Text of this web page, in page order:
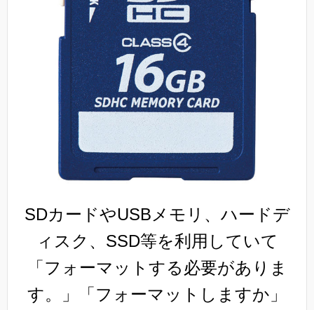
SDカードやUSBメモリ、ハードデ
ィスク、SSD等を利用していて
「フォーマットする必要がありま
す。」「フォーマットしますか」